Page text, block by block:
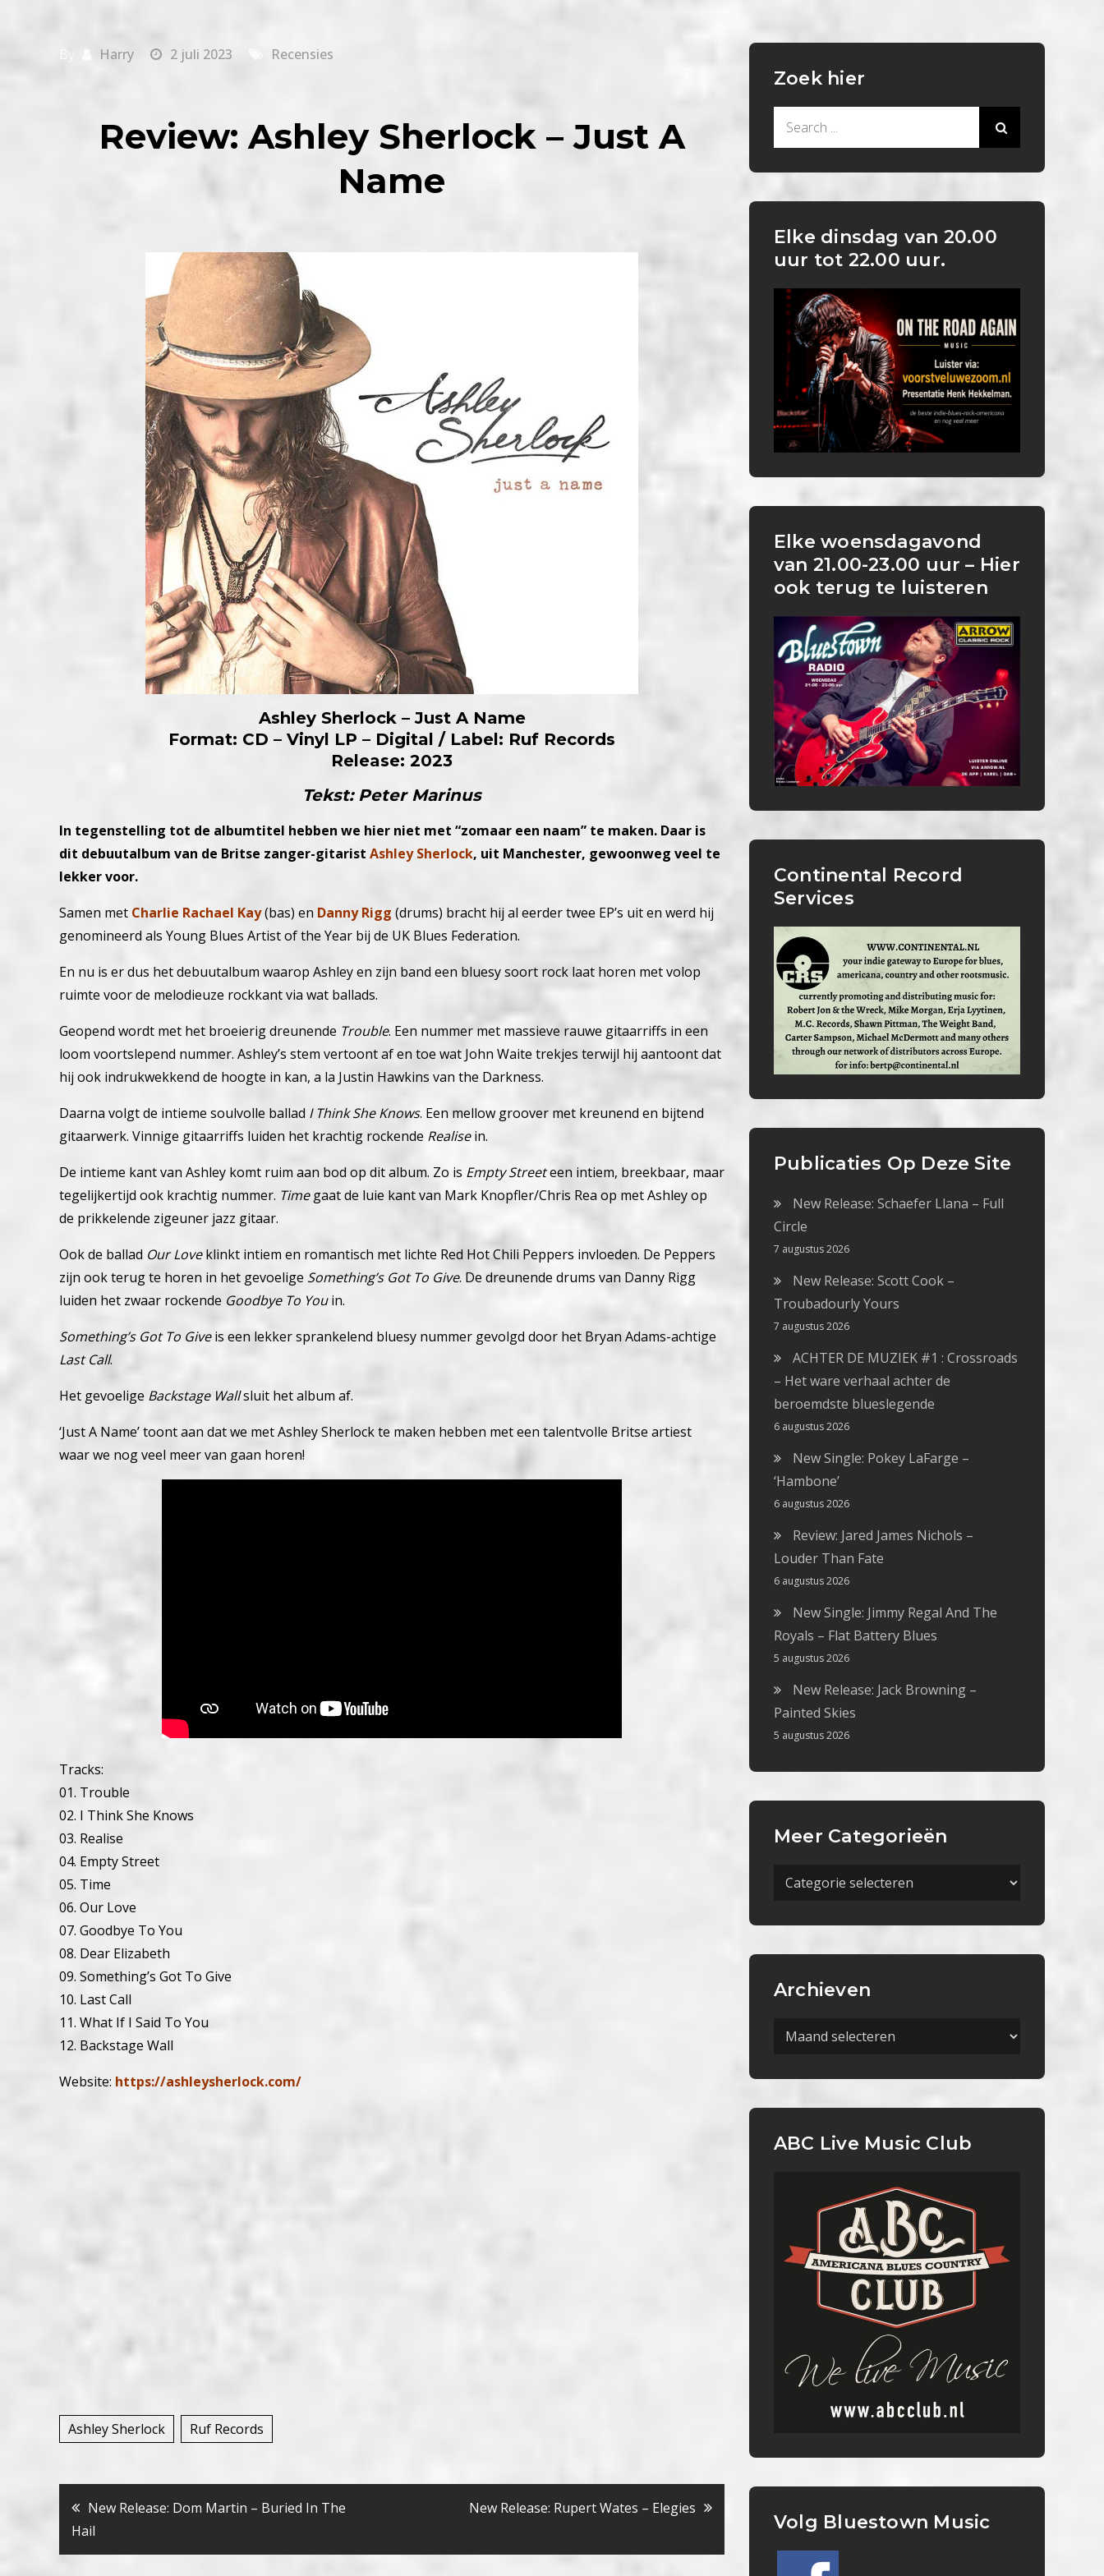
Harry 2 juli 2023 Recensies
Review: Ashley Sherlock – Just A
Name
Ashley Sherlock – Just A Name
Format: CD – Vinyl LP – Digital / Label: Ruf Records
Release: 2023
Tekst: Peter Marinus
In tegenstelling tot de albumtitel hebben we hier niet met “zomaar een naam” te maken. Daar is
dit debuutalbum van de Britse zanger-gitarist Ashley Sherlock, uit Manchester, gewoonweg veel te
lekker voor.
Samen met Charlie Rachael Kay(bas) en Danny Rigg (drums) bracht hij al eerder twee EP’s uit en werd hij
genomineerd als Young Blues Artist of the Year bij de UK Blues Federation.
En nu is er dus het debuutalbum waarop Ashley en zijn band een bluesy soort rock laat horen met volop
ruimte voor de melodieuze rockkant via wat ballads.
Geopend wordt met het broeierig dreunende Trouble. Een nummer met massieve rauwe gitaarriffs in een
loom voortslepend nummer. Ashley’s stem vertoont af en toe wat John Waite trekjes terwijl hij aantoont dat
hij ook indrukwekkend de hoogte in kan, a la Justin Hawkins van the Darkness.
Daarna volgt de intieme soulvolle ballad I Think She Knows. Een mellow groover met kreunend en bijtend
gitaarwerk. Vinnige gitaarriffs luiden het krachtig rockende Realisein.
De intieme kant van Ashley komt ruim aan bod op dit album. Zo is Empty Streeteen intiem, breekbaar, maar
tegelijkertijd ook krachtig nummer. Timegaat de luie kant van Mark Knopfler/Chris Rea op met Ashley op
de prikkelende zigeuner jazz gitaar.
Ook de ballad Our Loveklinkt intiem en romantisch met lichte Red Hot Chili Peppers invloeden. De Peppers
zijn ook terug te horen in het gevoelige Something’s Got To Give. De dreunende drums van Danny Rigg
luiden het zwaar rockende Goodbye To Youin.
Something’s Got To Giveis een lekker sprankelend bluesy nummer gevolgd door het Bryan Adams-achtige
Last Call.
Het gevoelige Backstage Wallsluit het album af.
‘Just A Name’ toont aan dat we met Ashley Sherlock te maken hebben met een talentvolle Britse artiest
waar we nog veel meer van gaan horen!
Tracks:
01. Trouble
02. I Think She Knows
03. Realise
04. Empty Street
05. Time
06. Our Love
07. Goodbye To You
08. Dear Elizabeth
09. Something’s Got To Give
10. Last Call
11. What If I Said To You
12. Backstage Wall
Website: https://ashleysherlock.com/
Ashley Sherlock Ruf Records
Bericht
navigatie
New Release: Dom Martin – Buried In The
Hail
New Release: Rupert Wates – Elegies
Zoek hier
Elke dinsdag van 20.00
uur tot 22.00 uur.
Elke woensdagavond
van 21.00-23.00 uur – Hier
ook terug te luisteren
Continental Record
Services
Publicaties Op Deze Site
New Release: Schaefer Llana – Full
Circle
7 augustus 2026
New Release: Scott Cook –
Troubadourly Yours
7 augustus 2026
ACHTER DE MUZIEK #1 : Crossroads
– Het ware verhaal achter de
beroemdste blueslegende
6 augustus 2026
New Single: Pokey LaFarge –
‘Hambone’
6 augustus 2026
Review: Jared James Nichols –
Louder Than Fate
6 augustus 2026
New Single: Jimmy Regal And The
Royals – Flat Battery Blues
5 augustus 2026
New Release: Jack Browning –
Painted Skies
5 augustus 2026
Meer Categorieën
Meer
Archieven
Archieven
ABC Live Music Club
Volg Bluestown Music